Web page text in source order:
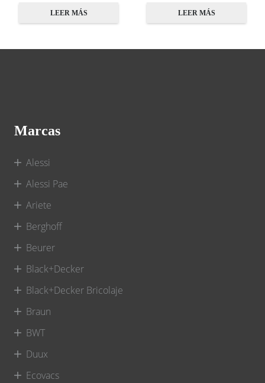
LEER MÁS LEER MÁS
Marcas
Alessi
Alessi Pae
Ariete
Berghoff
Beurer
Black+Decker
Black+Decker Bricolaje
Braun
BWT
Duux
Ecovacs